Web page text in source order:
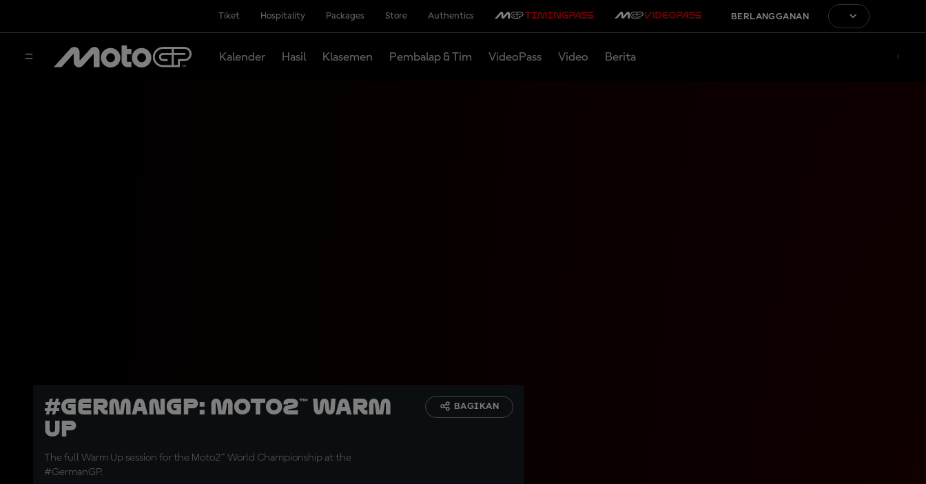
Tiket Hospitality Packages Store Authentics BERLANGGANAN
Kalender Hasil Klasemen Pembalap & Tim VideoPass Video Berita
#GermanGP: Moto2™ Warm
Up
The full Warm Up session for the Moto2™ World Championship at the
#GermanGP.
BAGIKAN